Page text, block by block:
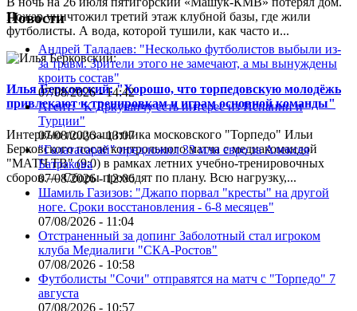
Пожар уничтожил третий этаж клубной базы, где жили
футболисты. А вода, которой тушили, как часто и...
Илья Берковский: "Хорошо, что торпедовскую молодёжь
привлекают к тренировкам и играм основной команды"
Интервью полузащитника московского "Торпедо" Ильи
Берковского после контрольного матча с медиакомандой
"МАТЧ ТВ" (9:0) в рамках летних учебно-тренировочных
сборов.— Сборы проходят по плану. Всю нагрузку,...
Новости
Андрей Талалаев: "Несколько футболистов выбыли из-
за травм. Зрители этого не замечают, а мы вынуждены
кроить состав"
07/08/2026 - 14:42
Агент: "К Дркушичу есть интерес из Испании и
Турции"
07/08/2026 - 13:07
"Галатасарай" предложил 33 млн евро за Алексея
Батракова
07/08/2026 - 12:06
Шамиль Газизов: "Джапо порвал "кресты" на другой
ноге. Сроки восстановления - 6-8 месяцев"
07/08/2026 - 11:04
Отстраненный за допинг Заболотный стал игроком
клуба Медиалиги "СКА-Ростов"
07/08/2026 - 10:58
Футболисты "Сочи" отправятся на матч с "Торпедо" 7
августа
07/08/2026 - 10:57